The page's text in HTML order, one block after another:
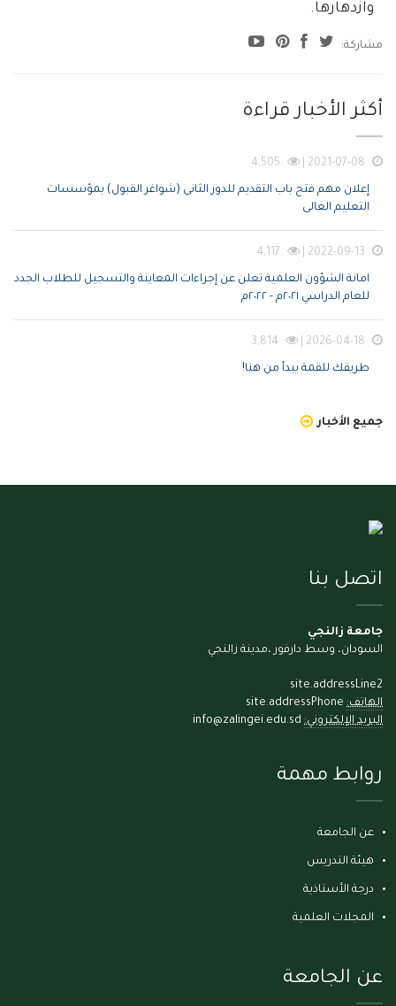
وازدهارها.
مشاركة:
أكثر الأخبار قراءة
إعلان مهم فتح باب التقديم للدور الثانى (شواغر القبول) بمؤسسات
التعليم العالى
امانة الشؤون العلمية تعلن عن إجراءات المعاينة والتسجيل للطلاب الجدد
للعام الدراسي ٢٠٢١م - ٢٠٢٢م
طريقك للقمة يبدأ من هنا!
جميع الأخبار
اتصل بنا
جامعة زالنجي
السودان، وسط دارفور ،مدينة زالنجي
site.addressLine2
الهاتف: site.addressPhone
البريد الإلكتروني: info@zalingei.edu.sd
روابط مهمة
عن الجامعة
هيئة التدريس
درجة الأستاذية
المجلات العلمية
عن الجامعة